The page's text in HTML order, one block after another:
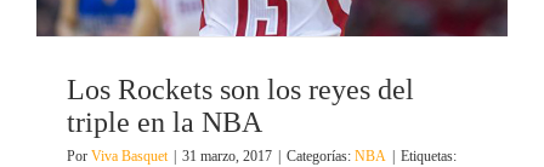
Los Rockets son los reyes del
triple en la NBA
Por Viva Basquet 31 marzo, 2017 Categorías: NBA
Etiquetas: